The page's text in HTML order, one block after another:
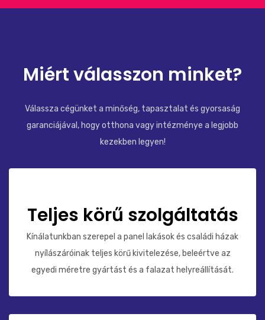
Miért válasszon minket?
Válassza cégünket a minőség, tapasztalat és gyorsaság
garanciájával, hogy otthona vagy intézménye a legjobb
kezekben legyen!
Teljes körű szolgáltatás
Kínálatunkban szerepel a panel lakások és családi házak
nyílászáróinak teljes körű kivitelezése, beleértve az
egyedi méretre gyártást és a falazat helyreállítását.